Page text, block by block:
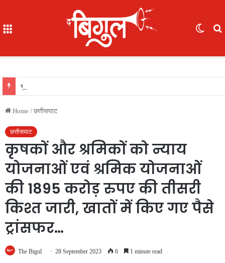
Home / छत्तीसघाट
छत्तीसघाट
कृषकों और श्रमिकों को न्याय
योजनाओं एवं श्रमिक योजनाओं
की 1895 करोड़ रुपए की तीसरी
किश्त जारी, खातों में किए गए पैसे
ट्रांसफर…
The Bigul 28 September 2023 6 1 minute read